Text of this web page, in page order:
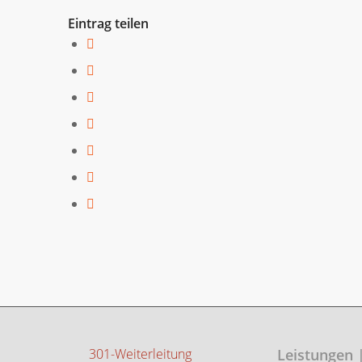
Eintrag teilen
301-Weiterleitung Leistungen